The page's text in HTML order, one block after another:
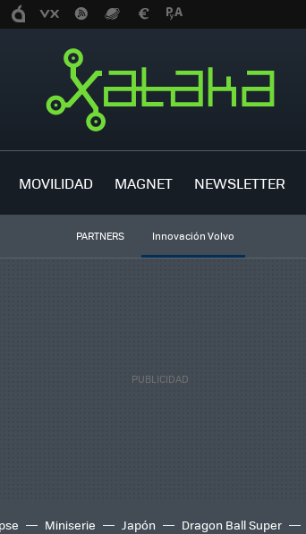
MOVILIDAD MAGNET NEWSLETTER
PARTNERS Innovación Volvo
Miniserie Japón Dragon Ball Super